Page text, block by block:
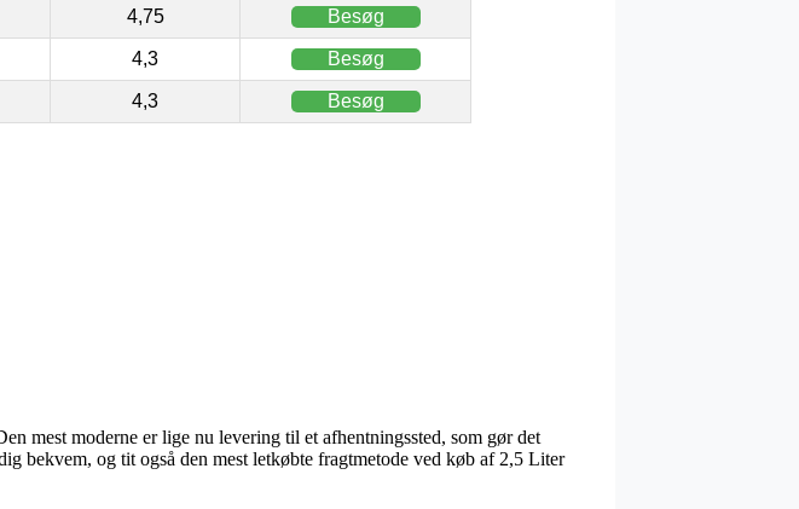
4,75 Besøg
4,3 Besøg
4,3 Besøg
mest moderne er lige nu levering til et afhentningssted, som gør det
bekvem, og tit også den mest letkøbte fragtmetode ved køb af 2,5 Liter